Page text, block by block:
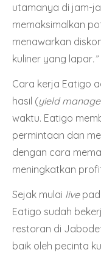
utamanya di jam-
memaksimalkan
menawarkan
kuliner yang lapar.”
Cara kerja Eatigo
hasil (yield
waktu. Eatigo
permintaan dan
dengan cara
meningkatkan
Sejak mulai live
Eatigo sudah
restoran di
baik oleh pecinta